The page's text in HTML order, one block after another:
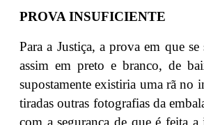
PROVA INSUFICIENTE
Para a Justiça, a prova em que
assim em preto e branco, de
supostamente existiria uma rã no
tiradas outras fotografias da